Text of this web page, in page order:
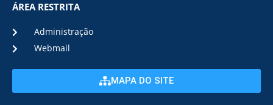
ÁREA RESTRITA
Administração
Webmail
MAPA DO SITE